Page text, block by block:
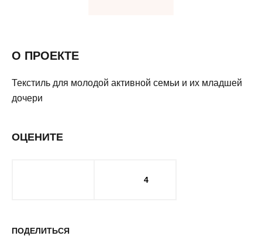
О ПРОЕКТЕ
Текстиль для молодой активной семьи и их младшей
дочери
ОЦЕНИТЕ
4
ПОДЕЛИТЬСЯ